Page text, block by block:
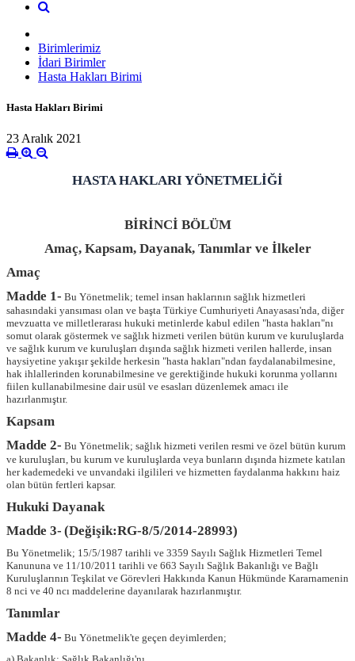
Birimlerimiz
İdari Birimler
Hasta Hakları Birimi
Hasta Hakları Birimi
23 Aralık 2021
HASTA HAKLARI YÖNETMELİĞİ
BİRİNCİ BÖLÜM
Amaç, Kapsam, Dayanak, Tanımlar ve İlkeler
Amaç
Madde 1- Bu Yönetmelik; temel insan haklarının sağlık hizmetleri
sahasındaki yansıması olan ve başta Türkiye Cumhuriyeti Anayasası'nda, diğer
mevzuatta ve milletlerarası hukuki metinlerde kabul edilen "hasta hakları"nı
somut olarak göstermek ve sağlık hizmeti verilen bütün kurum ve kuruluşlarda
ve sağlık kurum ve kuruluşları dışında sağlık hizmeti verilen hallerde, insan
haysiyetine yakışır şekilde herkesin "hasta hakları"ndan faydalanabilmesine,
hak ihlallerinden korunabilmesine ve gerektiğinde hukuki korunma yollarını
fiilen kullanabilmesine dair usül ve esasları düzenlemek amacı ile
hazırlanmıştır.
Kapsam
Madde 2- Bu Yönetmelik; sağlık hizmeti verilen resmi ve özel bütün kurum
ve kuruluşları, bu kurum ve kuruluşlarda veya bunların dışında hizmete katılan
her kademedeki ve unvandaki ilgilileri ve hizmetten faydalanma hakkını haiz
olan bütün fertleri kapsar.
Hukuki Dayanak
Madde 3- (Değişik:RG-8/5/2014-28993)
Bu Yönetmelik; 15/5/1987 tarihli ve 3359 Sayılı Sağlık Hizmetleri Temel
Kanununa ve 11/10/2011 tarihli ve 663 Sayılı Sağlık Bakanlığı ve Bağlı
Kuruluşlarının Teşkilat ve Görevleri Hakkında Kanun Hükmünde Kararnamenin
8 nci ve 40 ncı maddelerine dayanılarak hazırlanmıştır.
Tanımlar
Madde 4- Bu Yönetmelik'te geçen deyimlerden;